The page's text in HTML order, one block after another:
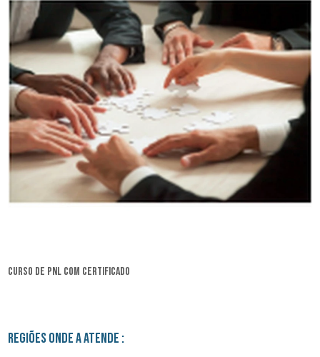
curso de pnl com certificado
Regiões onde a atende :